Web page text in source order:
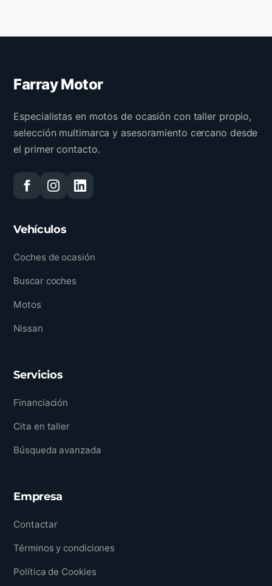
Farray Motor
Especialistas en motos de ocasión con taller propio,
selección multimarca y asesoramiento cercano desde
el primer contacto.
Vehículos
Coches de ocasión
Buscar coches
Motos
Nissan
Servicios
Financiación
Cita en taller
Búsqueda avanzada
Empresa
Contactar
Términos y condiciones
Política de Cookies